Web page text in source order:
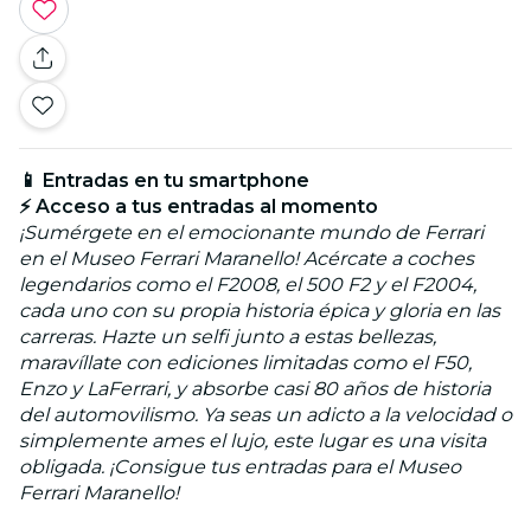
📱 Entradas en tu smartphone
⚡ Acceso a tus entradas al momento
¡Sumérgete en el emocionante mundo de Ferrari
en el Museo Ferrari Maranello! Acércate a coches
legendarios como el F2008, el 500 F2 y el F2004,
cada uno con su propia historia épica y gloria en las
carreras. Hazte un selfi junto a estas bellezas,
maravíllate con ediciones limitadas como el F50,
Enzo y LaFerrari, y absorbe casi 80 años de historia
del automovilismo. Ya seas un adicto a la velocidad o
simplemente ames el lujo, este lugar es una visita
obligada. ¡Consigue tus entradas para el Museo
Ferrari Maranello!